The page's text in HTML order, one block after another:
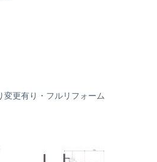
有り・フルリフォーム